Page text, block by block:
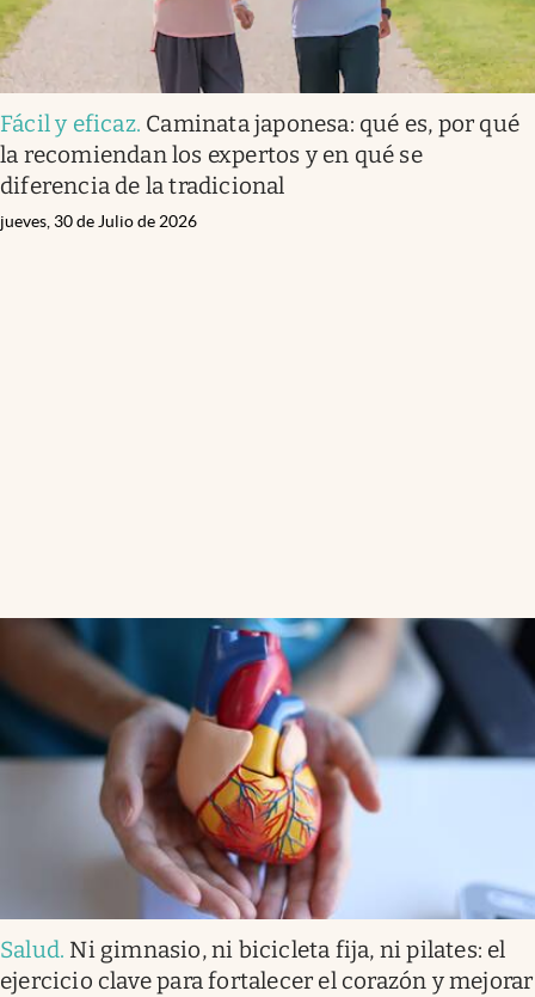
Fácil y eficaz. Caminata japonesa: qué es, por qué
la recomiendan los expertos y en qué se
diferencia de la tradicional
jueves, 30 de Julio de 2026
Salud. Ni gimnasio, ni bicicleta fija, ni pilates: el
ejercicio clave para fortalecer el corazón y mejorar